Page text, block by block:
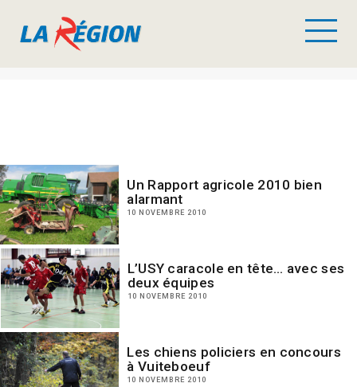
Un Rapport agricole 2010 bien
alarmant
10 NOVEMBRE 2010
L’USY caracole en tête… avec ses
deux équipes
10 NOVEMBRE 2010
Les chiens policiers en concours
à Vuiteboeuf
10 NOVEMBRE 2010